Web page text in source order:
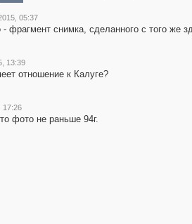
05:37
- фрагмент снимка, сделанного с того же
13:39
отношение к Калуге?
17:26
фото не раньше 94г.